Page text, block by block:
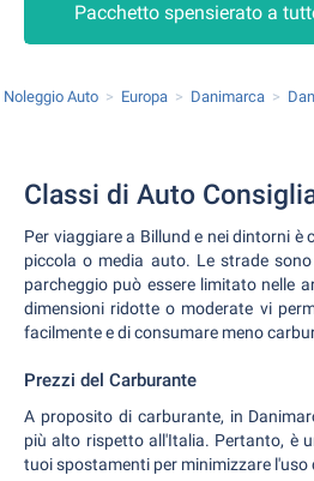
Pacchetto spensierato a
Noleggio Auto Europa Danimarca
Classi di Auto
Per viaggiare a Billund e nei dintorni è
piccola o media auto. Le strade
parcheggio può essere limitato nelle
dimensioni ridotte o moderate vi
facilmente e di consumare meno
Prezzi del Carburante
A proposito di carburante, in
più alto rispetto all'Italia. Pertanto, è
tuoi spostamenti per minimizzare l'uso